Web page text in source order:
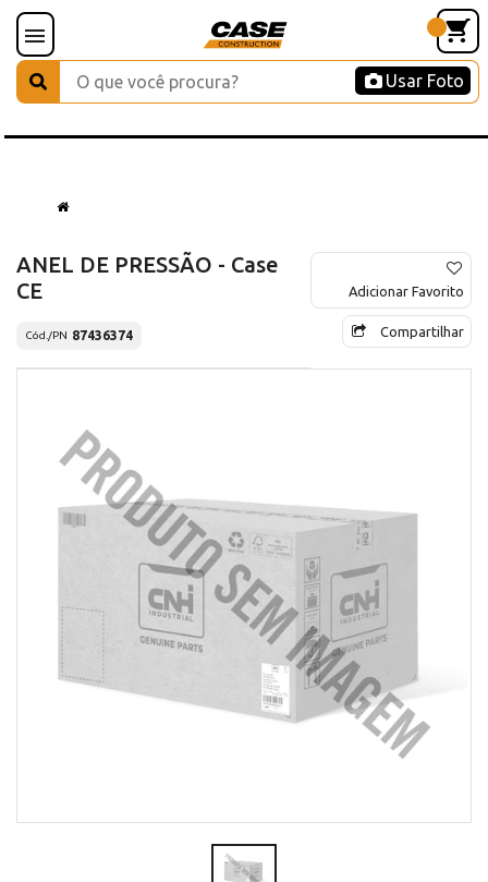
Usar Foto
ANEL DE PRESSÃO - Case
CE
Cód./PN 87436374
Adicionar Favorito
Compartilhar